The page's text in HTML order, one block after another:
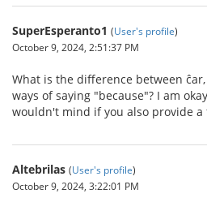
SuperEsperanto1 (User's profile)
October 9, 2024, 2:51:37 PM
What is the difference between
ways of saying "because"? I am
wouldn't mind if you also provide
Altebrilas (User's profile)
October 9, 2024, 3:22:01 PM